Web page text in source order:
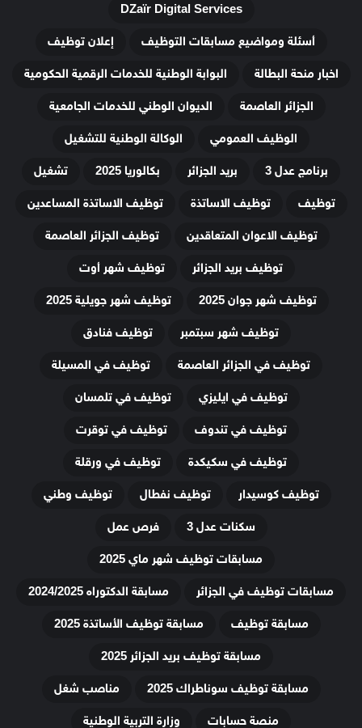
DZaïr Digital Services
أسئلة ومواضيع مسابقات التوظيف
إعلان توظيف
اخبار منحة البطالة
البوابة الوطنية للخدمات الرقمية الحكومية
الجزائر العاصمة
الديوان الوطني للخدمات الجامعية
الوظيف العمومي
الوكالة الوطنية للتشغيل
برنامج عدل 3
بريد الجزائر بكالوريا 2025
تشغيل
توظيف
توظيف الاساتذة
توظيف الاساتذة المساعدين
توظيف الاعوان المتعاقدين
توظيف الجزائر العاصمة
توظيف بريد الجزائر
توظيف شهر أوت
توظيف شهر جوان 2025
توظيف شهر جويلية 2025
توظيف شهر سبتمبر
توظيف فنادق
توظيف في الجزائر العاصمة
توظيف في المسيلة
توظيف في ايليزي
توظيف في تلمسان
توظيف في تندوف
توظيف في توقرت
توظيف في سكيكدة
توظيف في ورقلة
توظيف كوسيدار
توظيف نفطال
توظيف وطني
سكنات عدل 3
فرص عمل
مسابقات توظيف شهر ماي 2025
مسابقات توظيف في الجزائر
مسابقة الدكتوراه 2024/2025
مسابقة توظيف
مسابقة توظيف الأساتذة 2025
مسابقة توظيف بريد الجزائر 2025
مسابقة توظيف سوناطراك 2025
مناصب شغل
منصة حسابات
وزارة التربية الوطنية